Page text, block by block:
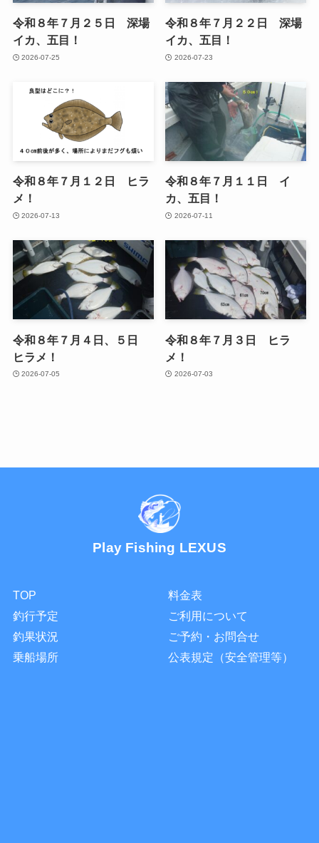
令和８年７月２５日 深場
イカ、五目！
2026-07-25
令和８年７月２２日 深場
イカ、五目！
2026-07-23
令和８年７月１２日 ヒラ
メ！
2026-07-13
令和８年７月１１日 イ
カ、五目！
2026-07-11
令和８年７月４日、５日
ヒラメ！
2026-07-05
令和８年７月３日 ヒラ
メ！
2026-07-03
Play Fishing LEXUS
TOP
釣行予定
釣果状況
乗船場所
料金表
ご利用について
ご予約・お問合せ
公表規定（安全管理等）